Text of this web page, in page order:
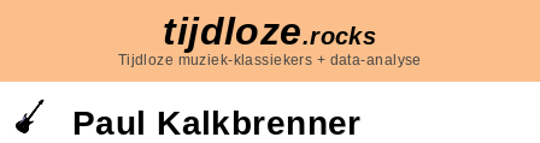
tijdloze.rocks
Tijdloze muziek-klassiekers + data-analyse
Paul Kalkbrenner